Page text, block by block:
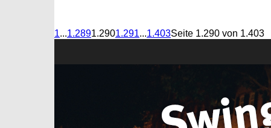
1...1.2891.2901.291...1.403Seite 1.290 von 1.403